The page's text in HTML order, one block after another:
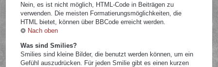
Nein, es ist nicht möglich, HTML-Code in Beiträgen zu
verwenden. Die meisten Formatierungsmöglichkeiten, die
HTML bietet, können über BBCode erreicht werden.
Nach oben
Was sind Smilies?
Smilies sind kleine Bilder, die benutzt werden können, um ein
Gefühl auszudrücken. Für jeden Smilie gibt es einen kurzen